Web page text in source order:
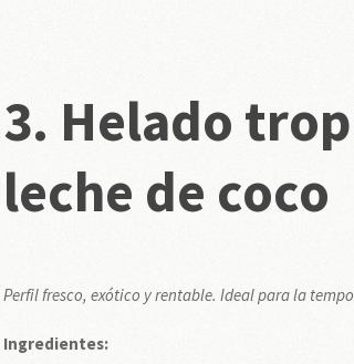
3. Helado
leche de coco
Perfil fresco, exótico y rentable. Ideal para la
Ingredientes: